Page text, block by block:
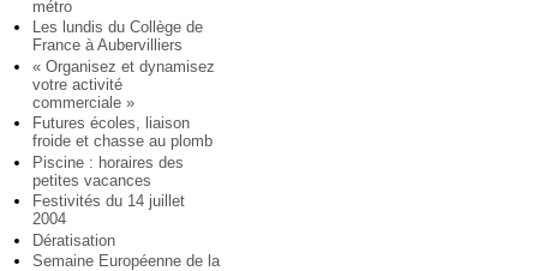
métro
Les lundis du Collège de
France à Aubervilliers
« Organisez et dynamisez
votre activité
commerciale »
Futures écoles, liaison
froide et chasse au plomb
Piscine : horaires des
petites vacances
Festivités du 14 juillet
2004
Dératisation
Semaine Européenne de la